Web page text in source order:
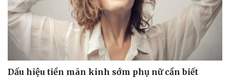
Dấu hiệu tiền mãn kinh sớm phụ nữ cần biết